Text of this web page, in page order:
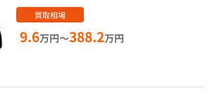
買取相場
9.6万円～388.2万円